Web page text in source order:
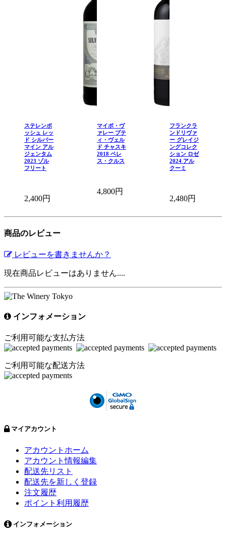
ステレンボ
ッシュ レッ
ド シルバー
マイン アル
ジェンタム
2023 ゾル
フリート
2,400円
マイポ・ヴ
ァレー プテ
ィ・ヴェル
ド チャスキ
2018 ペレ
ス・クルス
4,800円
フランクラ
ンドリヴァ
ー グレイジ
ングコレク
ション ロゼ
2024 アル
クーミ
2,480円
商品のレビュー
レビューを書きませんか？
現在商品レビューはありません....
インフォメーション
ご利用可能な支払方法
ご利用可能な配送方法
マイアカウント
アカウントホーム
アカウント情報編集
配送先リスト
配送先を新しく登録
注文履歴
ポイント利用履歴
インフォメーション